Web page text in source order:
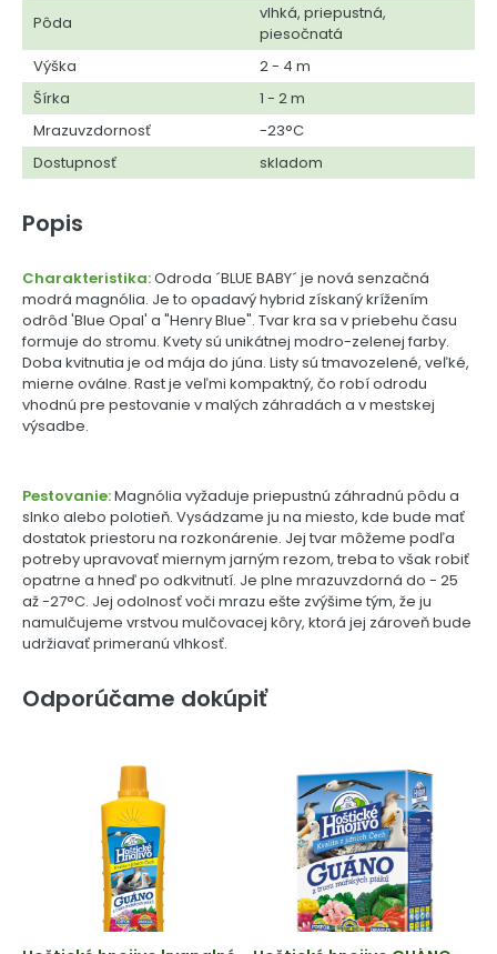
Pôda
vlhká, priepustná,
piesočnatá
Výška
2 - 4 m
Šírka
1 - 2 m
Mrazuvzdornosť
-23°C
Dostupnosť
skladom
Popis
Charakteristika:Odroda ´BLUE BABY´ je nová senzačná
modrá magnólia. Je to opadavý hybrid získaný krížením
odrôd 'Blue Opal' a "Henry Blue". Tvar kra sa v priebehu času
formuje do stromu. Kvety sú unikátnej modro-zelenej farby.
Doba kvitnutia je od mája do júna. Listy sú tmavozelené, veľké,
mierne oválne. Rast je veľmi kompaktný, čo robí odrodu
vhodnú pre pestovanie v malých záhradách a v mestskej
výsadbe.
Pestovanie:Magnólia vyžaduje priepustnú záhradnú pôdu a
slnko alebo polotieň. Vysádzame ju na miesto, kde bude mať
dostatok priestoru na rozkonárenie. Jej tvar môžeme podľa
potreby upravovať miernym jarným rezom, treba to však robiť
opatrne a hneď po odkvitnutí. Je plne mrazuvzdorná do - 25
až -27°C. Jej odolnosť voči mrazu ešte zvýšime tým, že ju
namulčujeme vrstvou mulčovacej kôry, ktorá jej zároveň bude
udržiavať primeranú vlhkosť.
Odporúčame dokúpiť